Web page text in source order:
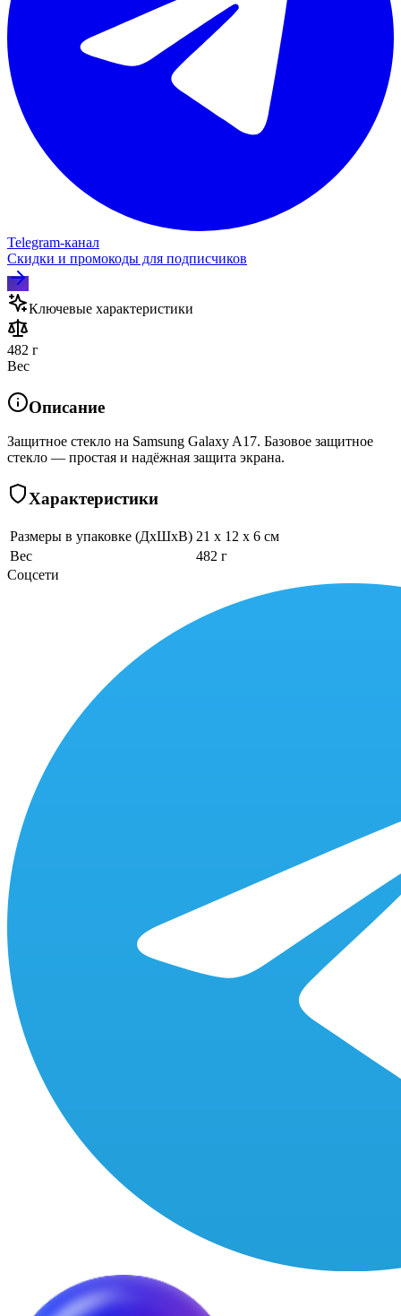
Telegram‑канал
Скидки и промокоды для подписчиков
Ключевые характеристики
482 г
Вес
Описание
Защитное стекло на Samsung Galaxy A17. Базовое защитное
стекло — простая и надёжная защита экрана.
Характеристики
Размеры в упаковке (ДхШхВ) 21 x 12 x 6 см
Вес
482 г
Соцсети